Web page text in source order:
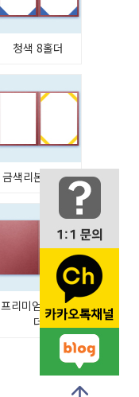
청색 8홀더
금색리본 4홀더
프리미엄 청색홀
더